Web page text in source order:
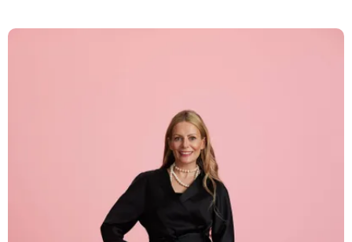
Über uns
T: +41 44 266 56 56
F: +41 44 266 56 66
M: zh@barandun-law.ch